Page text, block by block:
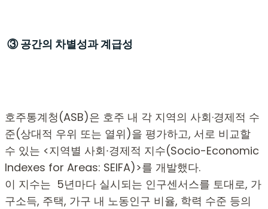
③ 공간의 차별성과 계급성
호주통계청(ASB)은 호주 내 각 지역의 사회·경제적 수
준(상대적 우위 또는 열위)을 평가하고, 서로 비교할
수 있는 <지역별 사회∙경제적 지수(Socio-Economic
Indexes for Areas: SEIFA)>를 개발했다.
이 지수는 5년마다 실시되는 인구센서스를 토대로, 가
구소득, 주택, 가구 내 노동인구 비율, 학력 수준 등의